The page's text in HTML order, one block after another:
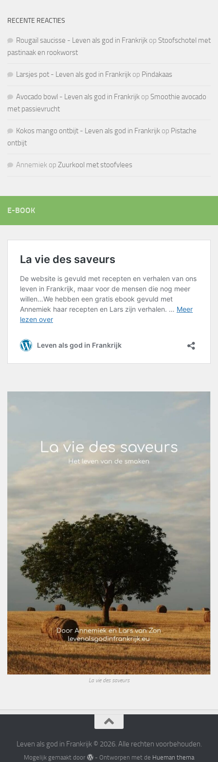
RECENTE REACTIES
Rougail saucisse - Leven als god in Frankrijk op Stoofschotel met
pastinaak en rookworst
Larsjes pot - Leven als god in Frankrijk op Pindakaas
Avocado bowl - Leven als god in Frankrijk op Smoothie avocado
met passievrucht
Kokos mango ontbijt - Leven als god in Frankrijk op Pistache
ontbijt
Annemiek op Zuurkool met stoofvlees
E-BOOK
La vie des saveurs
Leven als god in Frankrijk © 2026. Alle rechten voorbehouden.
Mogelijk gemaakt door - Ontworpen met de Hueman thema